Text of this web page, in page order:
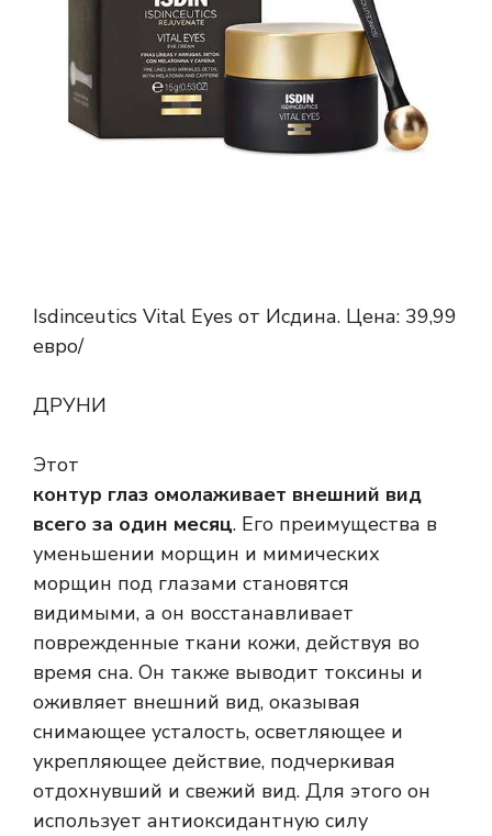
Isdinceutics Vital Eyes от Исдина. Цена: 39,99
евро/
ДРУНИ
Этот
контур глаз омолаживает внешний вид
всего за один месяц. Его преимущества в
уменьшении морщин и мимических
морщин под глазами становятся
видимыми, а он восстанавливает
поврежденные ткани кожи, действуя во
время сна. Он также выводит токсины и
оживляет внешний вид, оказывая
снимающее усталость, осветляющее и
укрепляющее действие, подчеркивая
отдохнувший и свежий вид. Для этого он
использует антиоксидантную силу